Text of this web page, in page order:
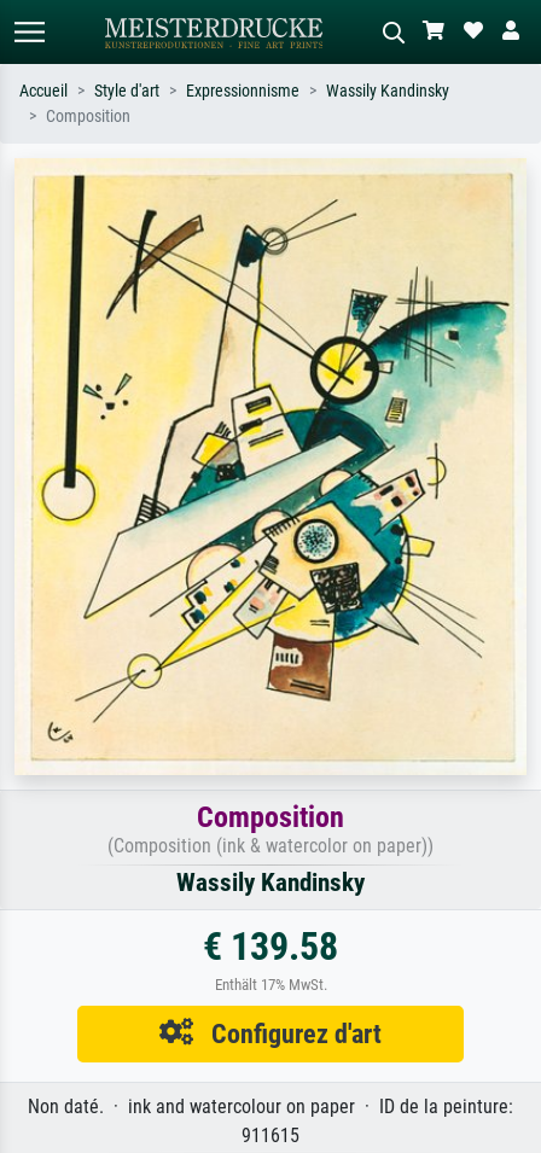
Recherchez par artiste, titre ou style –
ex. Monet, Nuit étoilée,
impressionnisme, vague de Hokusai,
nu.
Décrivez la scène – ex. prairie verte,
abstrait avec beaucoup de rouge,
tableau sombre, nu debout près d'un
Accueil Style d'art Expressionnisme
Wassily Kandinsky
Composition
Composition
(Composition (ink & watercolor on paper))
Wassily Kandinsky
€ 139.58
Enthält 17% MwSt.
Configurez d'art
Non daté. · ink and watercolour on paper · ID de la peinture:
911615